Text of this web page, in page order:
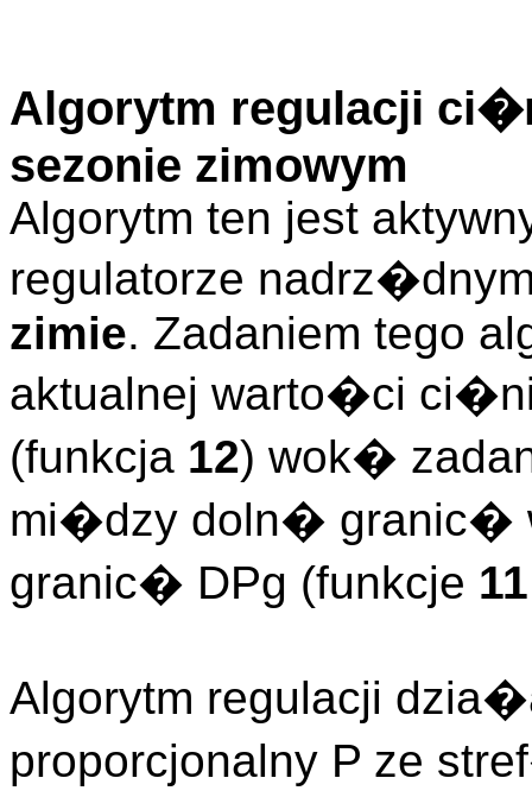
Algorytm regulacji
sezonie zimowym
Algorytm ten jest
regulatorze
zimie. Zadaniem tego
aktualnej warto�ci
(funkcja 12) wok�
mi�dzy doln� granic�
granic� DPg (funkcje 11
Algorytm regulacji
proporcjonalny P ze